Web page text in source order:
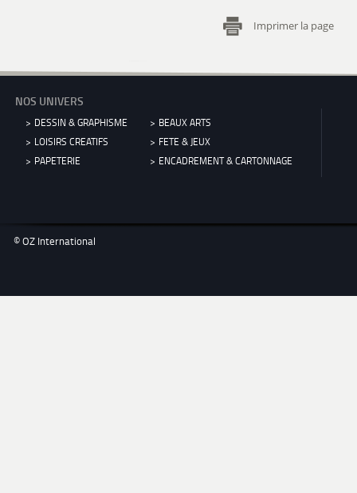
Imprimer la page
NOS UNIVERS
DESSIN & GRAPHISME
BEAUX ARTS
LOISIRS CREATIFS
FETE & JEUX
PAPETERIE
ENCADREMENT & CARTONNAGE
© OZ International